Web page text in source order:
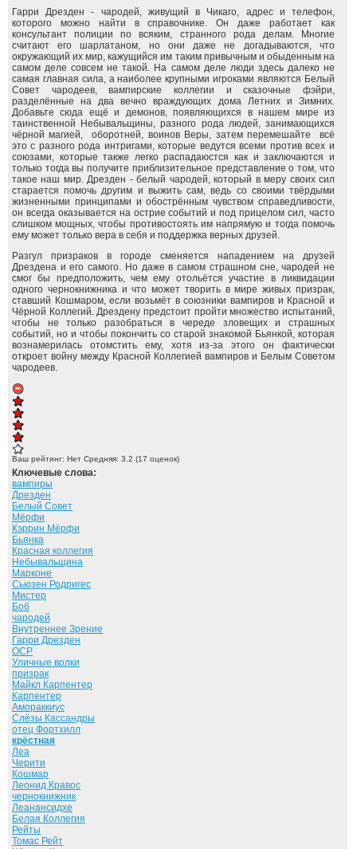
Гарри Дрезден - чародей, живущий в Чикаго, адрес и телефон,
которого можно найти в справочнике. Он даже работает как
консультант полиции по всяким, странного рода делам. Многие
считают его шарлатаном, но они даже не догадываются, что
окружающий их мир, кажущийся им таким привычным и обыденным на
самом деле совсем не такой. На самом деле люди здесь далеко не
самая главная сила, а наиболее крупными игроками являются Белый
Совет чародеев, вампирские коллегии и сказочные фэйри,
разделённые на два вечно враждующих дома Летних и Зимних.
Добавьте сюда ещё и демонов, появляющихся в нашем мире из
таинственной Небывальщины, разного рода людей, занимающихся
чёрной магией, оборотней, воинов Веры, затем перемешайте всё
это с разного рода интригами, которые ведутся всеми против всех и
союзами, которые также легко распадаюстся как и заключаются и
только тогда вы получите приблизительное представление о том, что
такое наш мир. Дрезден - белый чародей, который в меру своих сил
старается помочь другим и выжить сам, ведь со своими твёрдыми
жизненными принципами и обострённым чувством справедливости,
он всегда оказывается на острие событий и под прицелом сил, часто
слишком мощных, чтобы противостоять им напрямую и тогда помочь
ему может только вера в себя и поддержка верных друзей.
Разгул призраков в городе сменяется нападением на друзей
Дрездена и его самого. Но даже в самом страшном сне, чародей не
смог бы предположить, чем ему отольётся участие в ликвидации
одного чернокнижника и что может творить в мире живых призрак,
ставший Кошмаром, если возьмёт в союзники вампиров и Красной и
Чёрной Коллегий. Дрездену предстоит пройти множество испытаний,
чтобы не только разобраться в череде зловещих и страшных
событий, но и чтобы покончить со старой знакомой Бьянкой, которая
вознамерилась отомстить ему, хотя из-за этого он фактически
откроет войну между Красной Коллегией вампиров и Белым Советом
чародеев.
Ваш рейтинг: Нет Средняя: 3.2 (17 оценок)
Ключевые слова:
вампиры
Дрезден
Белый Совет
Мёрфи
Кэррин Мёрфи
Бьянка
Красная коллегия
Небывальщина
Марконе
Сьюзен Родригес
Мистер
Боб
чародей
Внутреннее Зрение
Гарри Дрезден
ОСР
Уличные волки
призрак
Майкл Карпентер
Карпентер
Амораккиус
Слёзы Кассандры
отец Фортхилл
крёстная
Леа
Черити
Кошмар
Леонид Кравос
чернокнижник
Леанансидхе
Белая Коллегия
Рейты
Томас Рейт